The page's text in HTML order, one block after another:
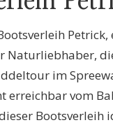
Naturliebhaber,
im
erreichbar vom
Bootsverleih